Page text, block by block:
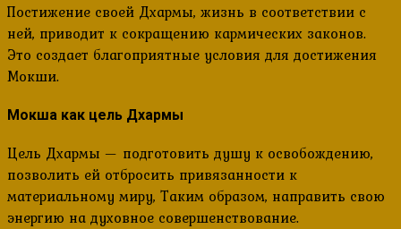
Постижение своей Дхармы, жизнь в соответствии с
ней, приводит к сокращению кармических законов.
Это создает благоприятные условия для достижения
Мокши.
Мокша как цель Дхармы
Цель Дхармы — подготовить душу к освобождению,
позволить ей отбросить привязанности к
материальному миру, Таким образом, направить свою
энергию на духовное совершенствование.